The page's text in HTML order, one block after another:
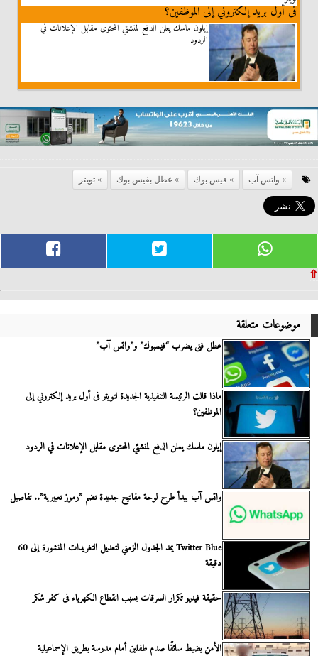
فى أول بريد إلكتروني إلى الموظفين؟
إيلون ماسك يعلن الدفع لمنشئي المحتوى مقابل الإعلانات في
الردود
واتس آب فيس بوك عطل بفيس بوك تويتر
⇧
موضوعات متعلقة
عطل فنى يضرب “فيسبوك” و”واتس آب”
ماذا قالت الرئيسة التنفيذية الجديدة لتويتر فى أول بريد إلكتروني إلى
الموظفين؟
إيلون ماسك يعلن الدفع لمنشئي المحتوى مقابل الإعلانات في الردود
واتس آب يبدأ طرح لوحة مفاتيح جديدة تضم ”رموز تعبيرية”.. تفاصيل
Twitter Blue يمد الجدول الزمني لتعديل التغريدات المنشورة إلى 60
دقيقة
حقيقة فيديو تكرار السرقات بسبب انقطاع الكهرباء فى كفر شكر
الأمن يضبط سائقًا صدم طفلين أمام مدرسة بطريق الإسماعيلية